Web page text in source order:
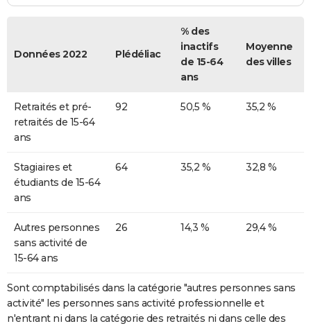
Données 2022 Plédéliac
% des
inactifs
de 15-64
ans
Moyenne
des villes
Retraités et pré-
retraités de 15-64
ans
92 50,5 % 35,2 %
Stagiaires et
étudiants de 15-64
ans
64 35,2 % 32,8 %
Autres personnes
sans activité de
15-64 ans
26 14,3 % 29,4 %
Sont comptabilisés dans la catégorie "autres personnes sans
activité" les personnes sans activité professionnelle et
n'entrant ni dans la catégorie des retraités ni dans celle des